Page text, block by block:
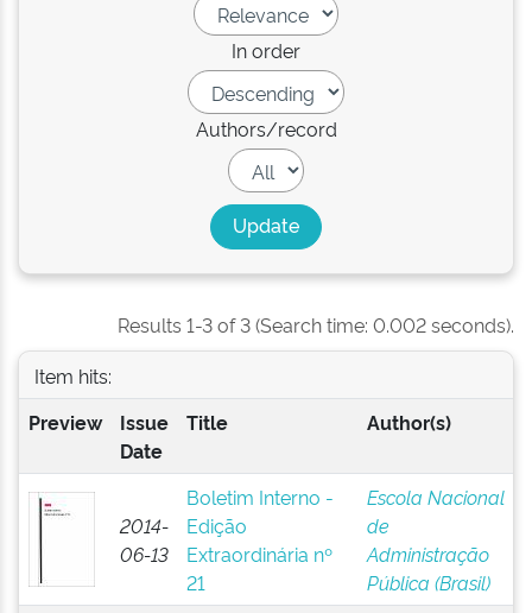
In order
Authors/record
Results 1-3 of 3 (Search time: 0.002 seconds).
Item hits:
Preview
Issue
Date
Title Author(s)
2014-
06-13
Boletim Interno -
Edição
Extraordinária nº
21
Escola Nacional
de
Administração
Pública (Brasil)